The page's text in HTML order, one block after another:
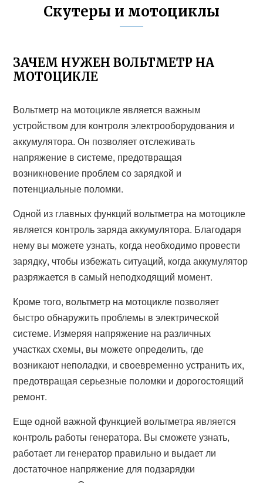
Скутеры и мотоциклы
ЗАЧЕМ НУЖЕН ВОЛЬТМЕТР НА
МОТОЦИКЛЕ
Вольтметр на мотоцикле является важным
устройством для контроля электрооборудования и
аккумулятора. Он позволяет отслеживать
напряжение в системе, предотвращая
возникновение проблем со зарядкой и
потенциальные поломки.
Одной из главных функций вольтметра на мотоцикле
является контроль заряда аккумулятора. Благодаря
нему вы можете узнать, когда необходимо провести
зарядку, чтобы избежать ситуаций, когда аккумулятор
разряжается в самый неподходящий момент.
Кроме того, вольтметр на мотоцикле позволяет
быстро обнаружить проблемы в электрической
системе. Измеряя напряжение на различных
участках схемы, вы можете определить, где
возникают неполадки, и своевременно устранить их,
предотвращая серьезные поломки и дорогостоящий
ремонт.
Еще одной важной функцией вольтметра является
контроль работы генератора. Вы сможете узнать,
работает ли генератор правильно и выдает ли
достаточное напряжение для подзарядки